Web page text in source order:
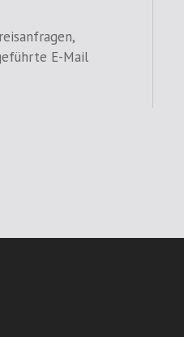
E-Mail